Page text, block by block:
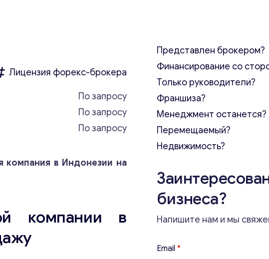
Лицензия форекс-брокера
По запросу
По запросу
По запросу
компания в Индонезии на
компании в
Представлен брокером?
Финансирование со
Только руководители?
Франшиза?
Менеджмент останется?
Перемещаемый?
Недвижимость?
бизнеса?
Напишите нам и мы
Email *